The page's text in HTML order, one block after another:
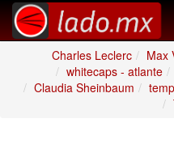
Charles Leclerc
Max
whitecaps - atlante
Claudia Sheinbaum